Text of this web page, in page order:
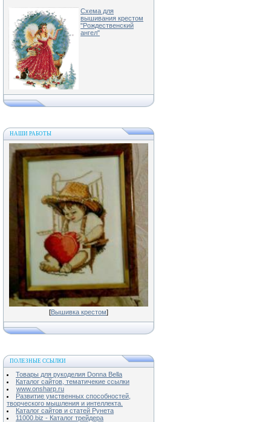
Схема для
вышивания крестом
"Рождественский
ангел"
НАШИ РАБОТЫ
[Вышивка крестом]
ПОЛЕЗНЫЕ ССЫЛКИ
Товары для рукоделия Donna Bella
Каталог сайтов, тематичекие ссылки
www.onsharp.ru
Развитие умственных способностей,
творческого мышления и интеллекта.
Каталог сайтов и статей Рунета
11000.biz - Каталог трейдера